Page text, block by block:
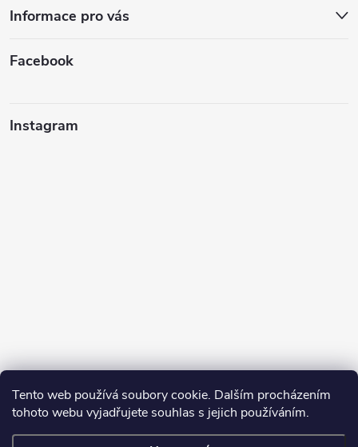
Tento web používá soubory cookie. Dalším procházením
tohoto webu vyjadřujete souhlas s jejich používáním.
Informace pro vás
Facebook
Instagram
Sledovat na Instagramu